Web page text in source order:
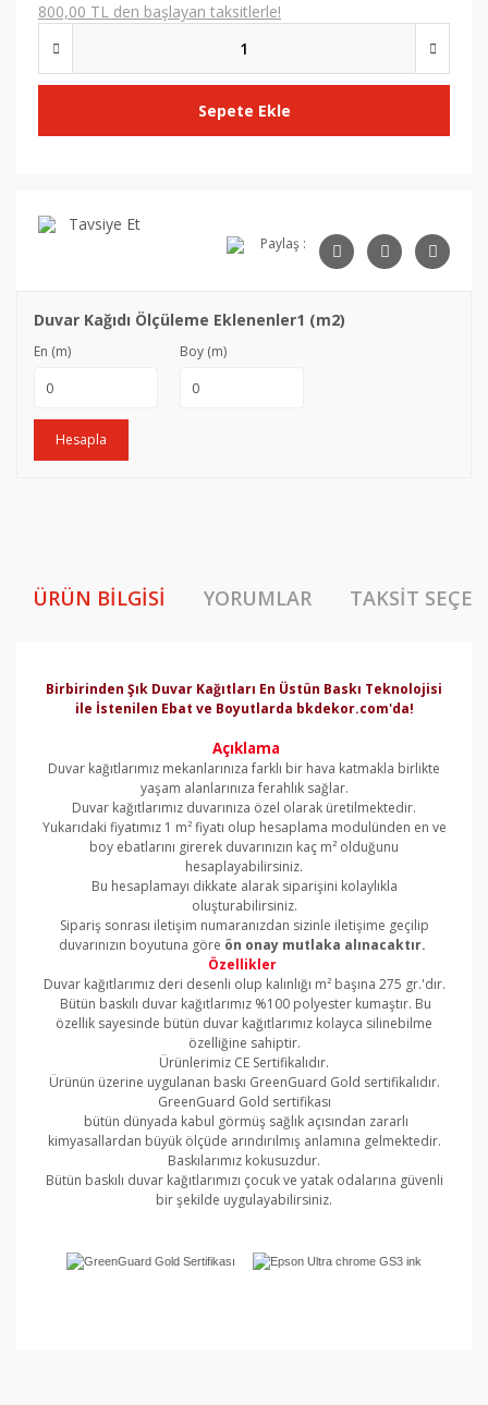
800,00 TL den başlayan taksitlerle!
Sepete Ekle
Tavsiye Et
Paylaş :
Duvar Kağıdı Ölçüleme Eklenenler1 (m2)
En (m) Boy (m)
Hesapla
ÜRÜN BILGISI YORUMLAR TAKSIT
Birbirinden Şık Duvar Kağıtları En Üstün Baskı Teknolojisi
ile İstenilen Ebat ve Boyutlarda bkdekor.com'da!
Açıklama
Duvar kağıtlarımız mekanlarınıza farklı bir hava katmakla birlikte
yaşam alanlarınıza ferahlık sağlar.
Duvar kağıtlarımız duvarınıza özel olarak üretilmektedir.
Yukarıdaki fiyatımız 1 m² fiyatı olup hesaplama modulünden en ve
boy ebatlarını girerek duvarınızın kaç m² olduğunu
hesaplayabilirsiniz.
Bu hesaplamayı dikkate alarak siparişini kolaylıkla
oluşturabilirsiniz.
Sipariş sonrası iletişim numaranızdan sizinle iletişime geçilip
duvarınızın boyutuna göre ön onay mutlaka alınacaktır.
Özellikler
Duvar kağıtlarımız deri desenli olup kalınlığı m² başına 275 gr.'dır.
Bütün baskılı duvar kağıtlarımız %100 polyester kumaştır. Bu
özellik sayesinde bütün duvar kağıtlarımız kolayca silinebilme
özelliğine sahiptir.
Ürünlerimiz CE Sertifikalıdır.
Ürünün üzerine uygulanan baskı GreenGuard Gold sertifikalıdır.
GreenGuard Gold sertifikası
bütün dünyada kabul görmüş sağlık açısından zararlı
kimyasallardan büyük ölçüde arındırılmış anlamına gelmektedir.
Baskılarımız kokusuzdur.
Bütün baskılı duvar kağıtlarımızı çocuk ve yatak odalarına güvenli
bir şekilde uygulayabilirsiniz.